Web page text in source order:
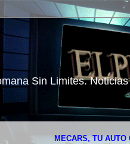
Sin Limites.
MECARS, TU AUTO